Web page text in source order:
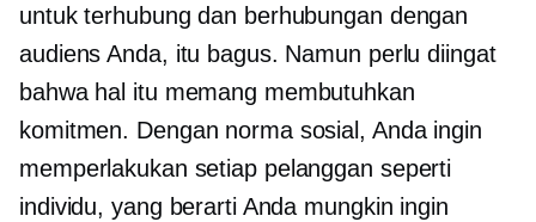
untuk terhubung dan berhubungan dengan
audiens Anda, itu bagus. Namun perlu diingat
bahwa hal itu memang membutuhkan
komitmen. Dengan norma sosial, Anda ingin
memperlakukan setiap pelanggan seperti
individu, yang berarti Anda mungkin ingin